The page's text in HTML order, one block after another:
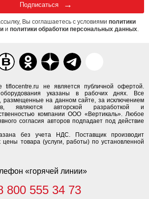
tiflocentre.ru не является публичной офертой.
указаны в рабочих днях. Все
размещенные на данном сайте, за исключением
являются авторской разработкой и
компании ООО «Вертикаль». Любое
согласия авторов подпадает под действие
без учета НДС. Поставщик производит
товара (услуги, работы) по установленной
«горячей линии»
800 555 34 73
Подписаться
Вы соглашаетесь с условиями политики
и политики обработки персональных данных.